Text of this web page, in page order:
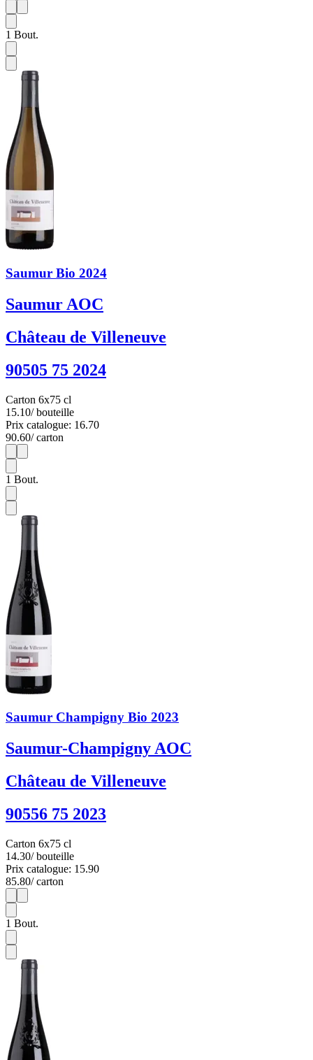
1
1 Bout.
Saumur Bio 2024
Saumur AOC
Château de Villeneuve
90505 75 2024
Carton 6x75 cl
15.10/ bouteille
Prix catalogue: 16.70
90.60/ carton
1
1 Bout.
Saumur Champigny Bio 2023
Saumur-Champigny AOC
Château de Villeneuve
90556 75 2023
Carton 6x75 cl
14.30/ bouteille
Prix catalogue: 15.90
85.80/ carton
1
1 Bout.